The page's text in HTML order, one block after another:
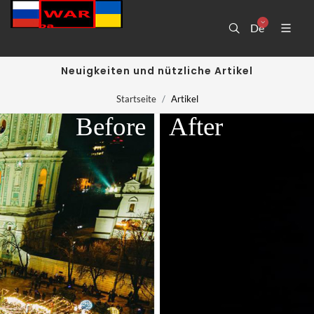
De
Neuigkeiten und nützliche Artikel
Startseite Artikel
After
Before